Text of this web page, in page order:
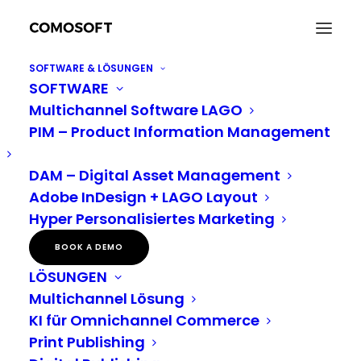
SOFTWARE & LÖSUNGEN
SOFTWARE
Multichannel Software LAGO
PIM – Product Information Management
DAM – Digital Asset Management
Adobe InDesign + LAGO Layout
Hyper Personalisiertes Marketing
BOOK A DEMO
LÖSUNGEN
Multichannel Lösung
KI für Omnichannel Commerce
Print Publishing
Glossar